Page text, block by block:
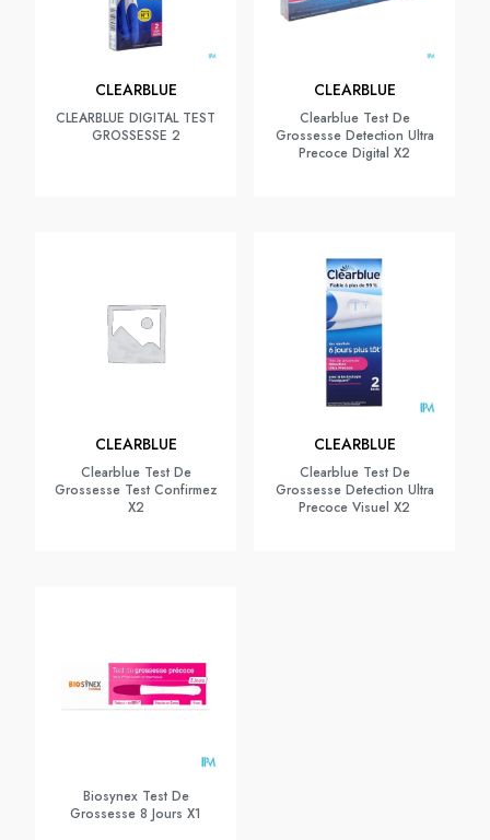
CLEARBLUE
CLEARBLUE DIGITAL TEST
GROSSESSE 2
CLEARBLUE
Clearblue Test De
Grossesse Detection Ultra
Precoce Digital X2
CLEARBLUE
Clearblue Test De
Grossesse Test Confirmez
X2
CLEARBLUE
Clearblue Test De
Grossesse Detection Ultra
Precoce Visuel X2
Biosynex Test De
Grossesse 8 Jours X1